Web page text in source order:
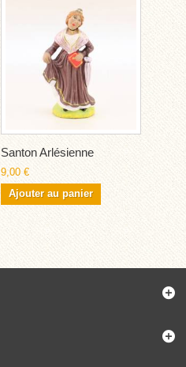
Santon Arlésienne
9,00 €
Ajouter au panier